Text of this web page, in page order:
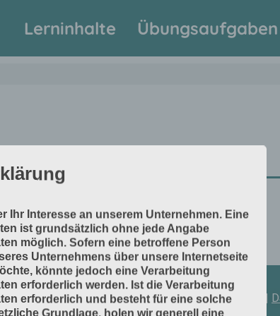
Lerninhalte Übungsaufgaben
Impressum
Ihr Interesse an unserem Unternehmen. Eine
ist grundsätzlich ohne jede Angabe
möglich. Sofern eine betroffene Person
Unternehmens über unsere Internetseite
könnte jedoch eine Verarbeitung
erforderlich werden. Ist die Verarbeitung
erforderlich und besteht für eine solche
Grundlage, holen wir generell eine